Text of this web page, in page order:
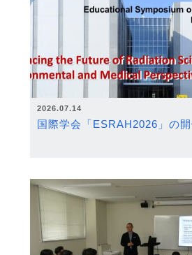
2026.07.14
国際学会「ESRAH2026」の